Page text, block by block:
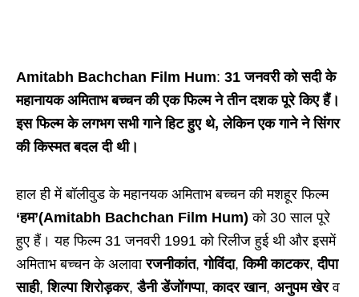
Amitabh Bachchan Film Hum: 31 जनवरी को सदी के
महानायक अमिताभ बच्चन की एक फिल्म ने तीन दशक पूरे किए हैं।
इस फिल्म के लगभग सभी गाने हिट हुए थे, लेकिन एक गाने ने सिंगर
की किस्मत बदल दी थी।
हाल ही में बॉलीवुड के महानयक अमिताभ बच्चन की मशहूर फिल्म
‘हम’(Amitabh Bachchan Film Hum)को 30 साल पूरे
हुए हैं। यह फिल्म 31 जनवरी 1991 को रिलीज हुई थी और इसमें
अमिताभ बच्चन के अलावारजनीकांत,गोविंदा, किमी काटकर,दीपा
साही,शिल्पा शिरोड़कर,डैनी डेंजोंगप्पा,कादर खान, अनुपम खेरव